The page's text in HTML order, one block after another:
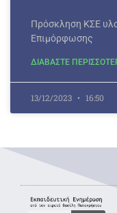
Πρόσκληση ΚΣΕ
Επιμόρφωσης
ΔΙΑΒΑΣΤΕ
13/12/2023 16:50